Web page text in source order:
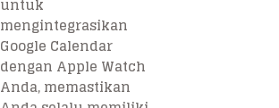
mengintegrasikan
Google Calendar
dengan Apple Watch
Anda, memastikan